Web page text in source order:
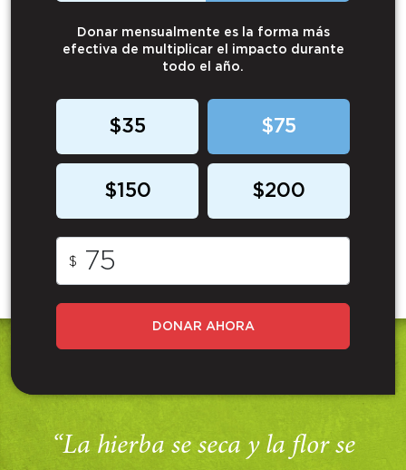
Donar mensualmente es la forma más
efectiva de multiplicar el impacto durante
todo el año.
$35 $75
$150 $200
$
DONAR AHORA
“La hierba se seca y la flor se